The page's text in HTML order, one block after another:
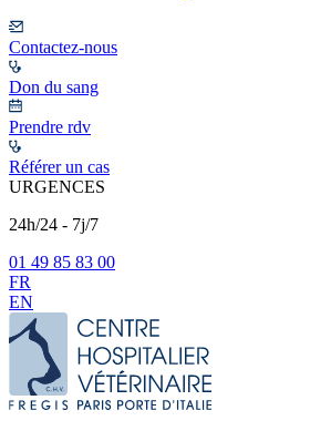
Contactez-nous
Don du sang
Prendre rdv
Référer un cas
URGENCES
24h/24 - 7j/7
01 49 85 83 00
FR
EN